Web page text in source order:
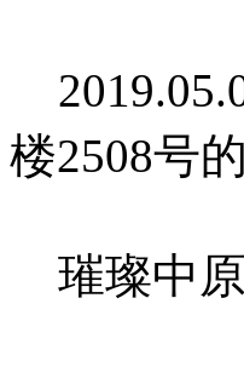
楼2508号
璀璨中